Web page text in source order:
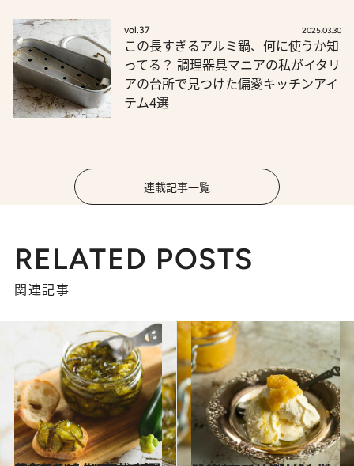
vol.37 2025.03.30
この長すぎるアルミ鍋、何に使うか知
ってる？ 調理器具マニアの私がイタリ
アの台所で見つけた偏愛キッチンアイ
テム4選
連載記事一覧
RELATED POSTS
関連記事